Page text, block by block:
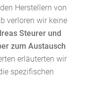
Herstellern von
verloren wir keine
Steurer und
zum Austausch
erläuterten wir
spezifischen